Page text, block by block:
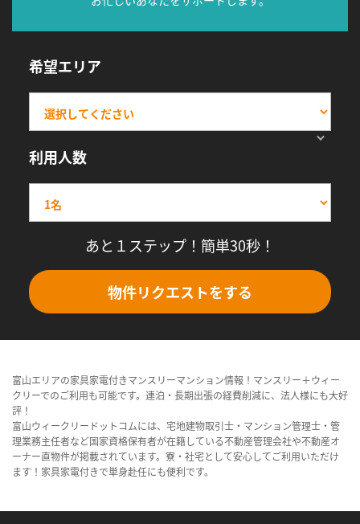
希望エリア
利用人数
あと１ステップ！簡単30秒！
物件リクエストをする
富山エリアの家具家電付きマンスリーマンション情報！マンスリー＋ウィー
クリーでのご利用も可能です。連泊・長期出張の経費削減に、法人様にも大好
評！
富山ウィークリードットコムには、宅地建物取引士・マンション管理士・管
理業務主任者など国家資格保有者が在籍している不動産管理会社や不動産オ
ーナー直物件が掲載されています。寮・社宅として安心してご利用いただけ
ます！家具家電付きで単身赴任にも便利です。